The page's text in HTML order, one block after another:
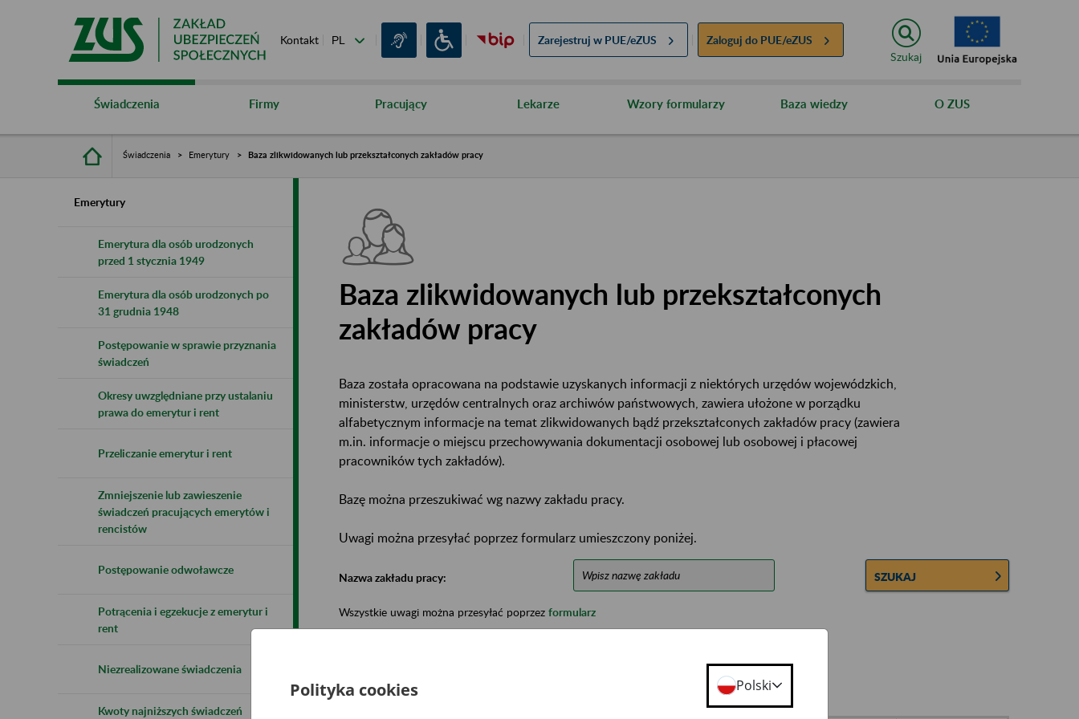
Kontakt Zarejestruj w PUE/eZUS Zaloguj do PUE/eZUS
Szukaj
Świadczenia Firmy Pracujący Lekarze Wzory formularzy Baza wiedzy O ZUS
Świadczenia Emerytury Baza zlikwidowanych lub przekształconych zakładów pracy
Emerytury
Emerytura dla osób urodzonych
przed 1 stycznia 1949
Emerytura dla osób urodzonych po
31 grudnia 1948
Postępowanie w sprawie przyznania
świadczeń
Okresy uwzględniane przy ustalaniu
prawa do emerytur i rent
Przeliczanie emerytur i rent
Zmniejszenie lub zawieszenie
świadczeń pracujących emerytów i
rencistów
Postępowanie odwoławcze
Potrącenia i egzekucje z emerytur i
rent
Niezrealizowane świadczenia
Kwoty najniższych świadczeń
Baza zlikwidowanych lub przekształconych
zakładów pracy
Baza została opracowana na podstawie uzyskanych informacji z niektórych urzędów wojewódzkich,
ministerstw, urzędów centralnych oraz archiwów państwowych, zawiera ułożone w porządku
alfabetycznym informacje na temat zlikwidowanych bądź przekształconych zakładów pracy (zawiera
m.in. informacje o miejscu przechowywania dokumentacji osobowej lub osobowej i płacowej
pracowników tych zakładów).
Bazę można przeszukiwać wg nazwy zakładu pracy.
Uwagi można przesyłać poprzez formularz umieszczony poniżej.
Nazwa zakładu pracy: SZUKAJ
Wszystkie uwagi można przesyłać poprzez formularz
Polityka cookies Polski